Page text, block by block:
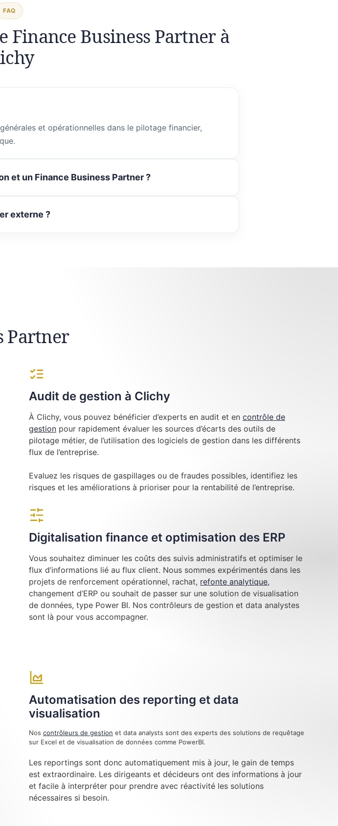
FAQ
Finance Business Partner à
et opérationnelles dans le pilotage financier,
et un Finance Business Partner ?
externe ?
Partner
Audit de gestion à Clichy
À Clichy, vous pouvez bénéficier d’experts en audit et en contrôle de
gestion pour rapidement évaluer les sources d’écarts des outils de
pilotage métier, de l’utilisation des logiciels de gestion dans les différents
flux de l’entreprise.
Evaluez les risques de gaspillages ou de fraudes possibles, identifiez les
risques et les améliorations à prioriser pour la rentabilité de l’entreprise.
Digitalisation finance et optimisation des ERP
Vous souhaitez diminuer les coûts des suivis administratifs et optimiser le
flux d’informations lié au flux client. Nous sommes expérimentés dans les
projets de renforcement opérationnel, rachat, refonte analytique,
changement d’ERP ou souhait de passer sur une solution de visualisation
de données, type Power BI. Nos contrôleurs de gestion et data analystes
sont là pour vous accompagner.
Automatisation des reporting et data
visualisation
Nos contrôleurs de gestion et data analysts sont des experts des solutions de requêtage
sur Excel et de visualisation de données comme PowerBI.
Les reportings sont donc automatiquement mis à jour, le gain de temps
est extraordinaire. Les dirigeants et décideurs ont des informations à jour
et facile à interpréter pour prendre avec réactivité les solutions
nécessaires si besoin.